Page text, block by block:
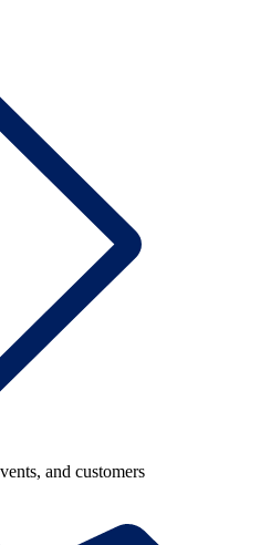
and customers